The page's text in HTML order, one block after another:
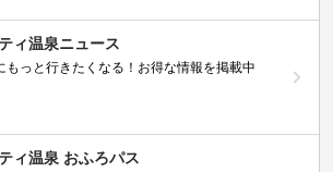
ィ温泉ニュース
もっと行きたくなる！お得な情報を掲載中
ィ温泉 おふろパス